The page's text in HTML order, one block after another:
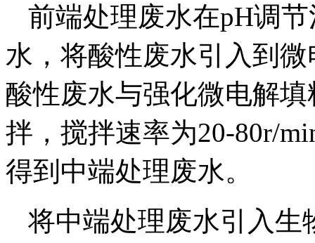
前端处理废水在pH调
水，将酸性废水引入到
酸性废水与强化微电解
拌，搅拌速率为20-80r/
得到中端处理废水。
将中端处理废水引入生